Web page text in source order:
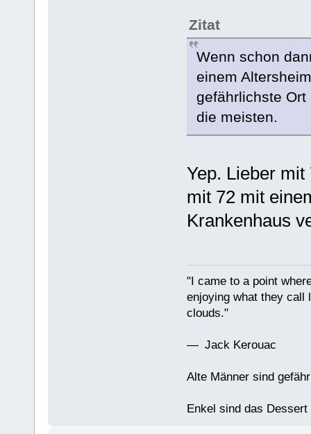
Zitat
Wenn schon
einem
gefährlichste
die meisten.
Yep. Lieber
mit 72 mit
Krankenhaus
"I came to a point
enjoying what they call
clouds."
— Jack Kerouac
Alte Männer sind
Enkel sind das Dessert